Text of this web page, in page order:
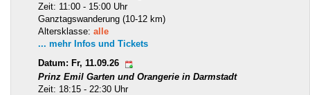
Zeit: 11:00 - 15:00 Uhr
Ganztagswanderung (10-12 km)
Altersklasse: alle
... mehr Infos und Tickets
Datum: Fr, 11.09.26
Prinz Emil Garten und Orangerie in Darmstadt
Zeit: 18:15 - 22:30 Uhr